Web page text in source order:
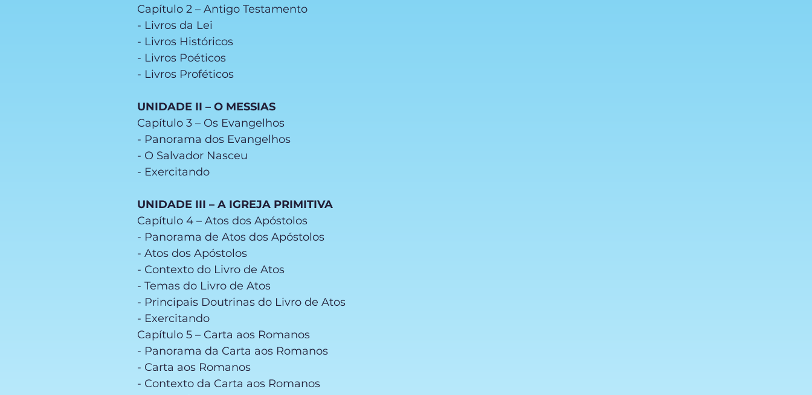
Capítulo 2 – Antigo Testamento
- Livros da Lei
- Livros Históricos
- Livros Poéticos
- Livros Proféticos
UNIDADE II – O MESSIAS
Capítulo 3 – Os Evangelhos
- Panorama dos Evangelhos
- O Salvador Nasceu
- Exercitando
UNIDADE III – A IGREJA PRIMITIVA
Capítulo 4 – Atos dos Apóstolos
- Panorama de Atos dos Apóstolos
- Atos dos Apóstolos
- Contexto do Livro de Atos
- Temas do Livro de Atos
- Principais Doutrinas do Livro de Atos
- Exercitando
Capítulo 5 – Carta aos Romanos
- Panorama da Carta aos Romanos
- Carta aos Romanos
- Contexto da Carta aos Romanos